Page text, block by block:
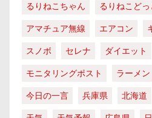
るりねこちゃん
るりねこど
アマチュア無線
エアコン
スノボ
セレナ ダイエット
モニタリングポスト
ラーメン
今日の一言
兵庫県 北海道